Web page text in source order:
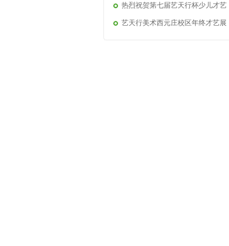
热烈祝贺第七届艺天行杯少儿才艺
艺天行美术西元庄校区年终才艺展